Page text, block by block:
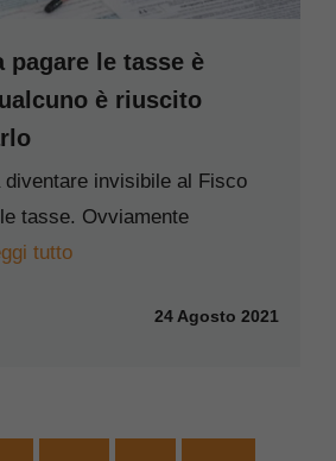
pagare le tasse è
è riuscito
diventare invisibile al Fisco
tasse. Ovviamente
tutto
24 Agosto 2021